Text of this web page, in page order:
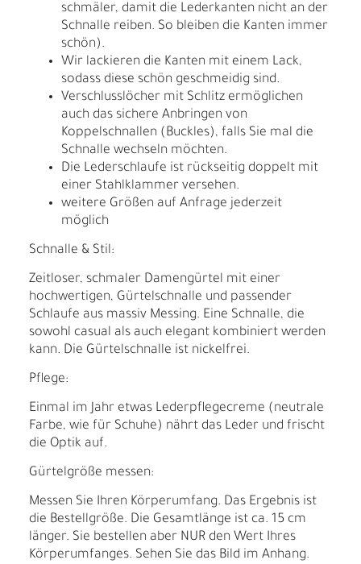
schmäler, damit die Lederkanten nicht an der
Schnalle reiben. So bleiben die Kanten immer
schön).
Wir lackieren die Kanten mit einem Lack,
sodass diese schön geschmeidig sind.
Verschlusslöcher mit Schlitz ermöglichen
auch das sichere Anbringen von
Koppelschnallen (Buckles), falls Sie mal die
Schnalle wechseln möchten.
Die Lederschlaufe ist rückseitig doppelt mit
einer Stahlklammer versehen.
weitere Größen auf Anfrage jederzeit
möglich
Schnalle & Stil:
Zeitloser, schmaler Damengürtel mit einer
hochwertigen, Gürtelschnalle und passender
Schlaufe aus massiv Messing. Eine Schnalle, die
sowohl casual als auch elegant kombiniert werden
kann. Die Gürtelschnalle ist nickelfrei.
Pflege:
Einmal im Jahr etwas Lederpflegecreme (neutrale
Farbe, wie für Schuhe) nährt das Leder und frischt
die Optik auf.
Gürtelgröße messen:
Messen Sie Ihren Körperumfang. Das Ergebnis ist
die Bestellgröße. Die Gesamtlänge ist ca. 15 cm
länger. Sie bestellen aber NUR den Wert Ihres
Körperumfanges. Sehen Sie das Bild im Anhang.